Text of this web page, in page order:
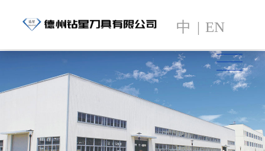
中 | EN